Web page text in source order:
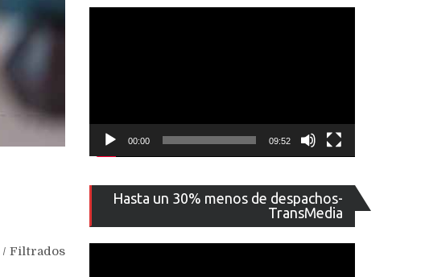
/ Filtrados
00:00 09:52
Hasta un 30% menos de despachos-
TransMedia
de
vídeo